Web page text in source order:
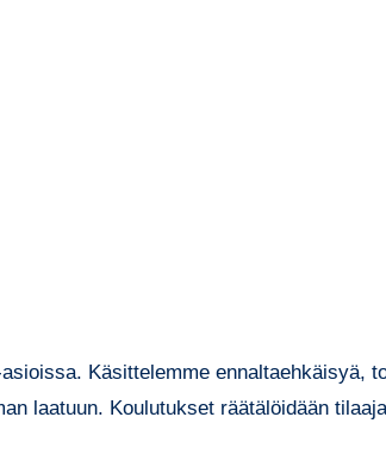
Käsittelemme ennaltaehkäisyä,
laatuun. Koulutukset räätälöidään